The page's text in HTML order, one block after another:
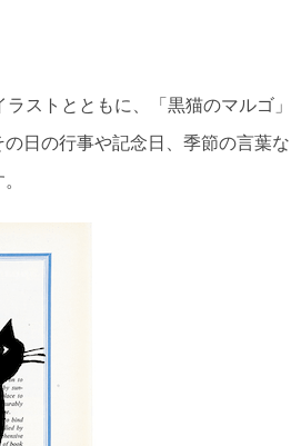
ストとともに、「黒猫のマルゴ」
日の行事や記念日、季節の言葉な